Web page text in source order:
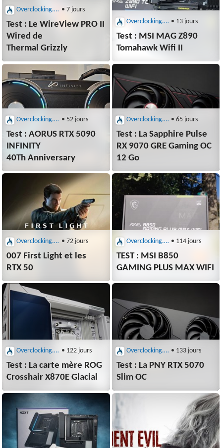
Overclocking.com : Cartes graphiques et mères • 7 jours
Test : Le WireView PRO II
Wired de
Thermal Grizzly
Overclocking.com : Cartes graphiques et mères • 13 jours
Test : MSI MAG Z890
Tomahawk Wifi II
Overclocking.com : Cartes graphiques et mères • 52 jours
Test : AORUS RTX 5090
INFINITY
40Th Anniversary
Overclocking.com : Cartes graphiques et mères • 65 jours
Test : La Sapphire Pulse
RX 9070 GRE Gaming OC
12 Go
Overclocking.com : Cartes graphiques et mères • 72 jours
007 First Light et les
RTX 50
Overclocking.com : Cartes graphiques et mères • 114 jours
TEST : MSI B850
GAMING PLUS MAX WIFI
Overclocking.com : Cartes graphiques et mères • 122 jours
Test : La carte mère ROG
Crosshair X870E Glacial
Overclocking.com : Cartes graphiques et mères • 133 jours
Test : La PNY RTX 5070
Slim OC